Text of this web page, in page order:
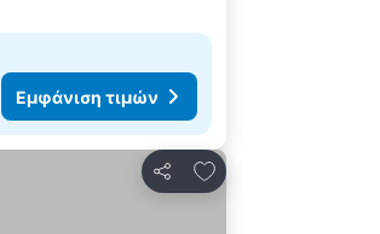
Εμφάνιση τιμών
Κοινοποίηση
Προσθήκη στα